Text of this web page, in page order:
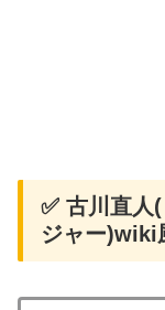
✅ 古川直人
ジャー)wiki